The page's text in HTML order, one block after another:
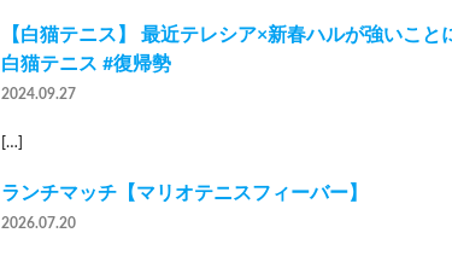
【白猫テニス】 最近テレシア×新春ハルが強いこ
白猫テニス #復帰勢
2024.09.27
[…]
ランチマッチ【マリオテニスフィーバー】
2026.07.20